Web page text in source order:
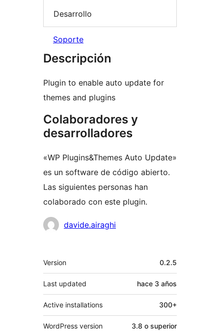
Desarrollo
Soporte
Descripción
Plugin to enable auto update for
themes and plugins
Colaboradores y
desarrolladores
«WP Plugins&Themes Auto Update»
es un software de código abierto.
Las siguientes personas han
colaborado con este plugin.
Colaboradores
davide.airaghi
Meta
Version 0.2.5
Last updated hace 3 años
Active installations 300+
WordPress version 3.8 o superior